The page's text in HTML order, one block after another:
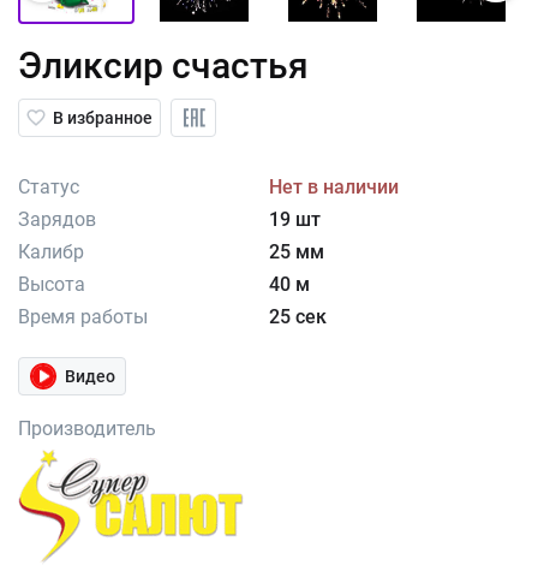
Эликсир счастья
В избранное
Статус
Нет в наличии
Зарядов
19 шт
Калибр
25 мм
Высота
40 м
Время работы
25 сек
Видео
Производитель